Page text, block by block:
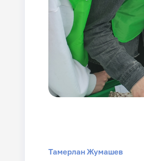
Тамерлан Жумашев